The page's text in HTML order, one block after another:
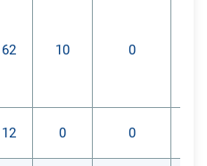
62 10 0
12 0 0